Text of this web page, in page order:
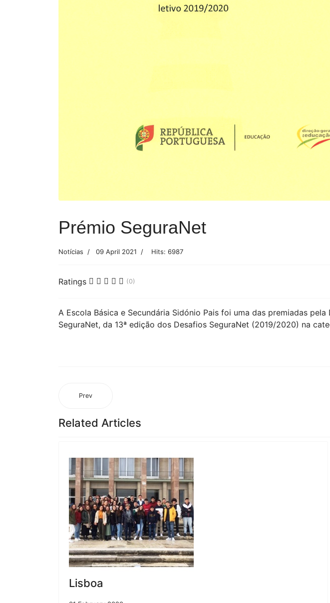
Prémio SeguraNet
Notícias 09 April 2021 Hits: 6987
Ratings (0)
A Escola Básica e Secundária Sidónio Pais foi uma das premiadas
SeguraNet, da 13ª edição dos Desafios SeguraNet (2019/2020) na
Prev
Related Articles
Lisboa